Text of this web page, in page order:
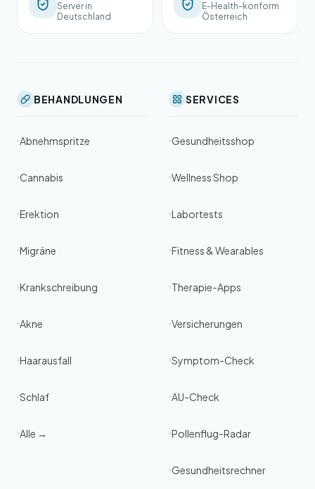
Server in
Deutschland
E-Health-konform
Österreich
BEHANDLUNGEN
Abnehmspritze
Cannabis
Erektion
Migräne
Krankschreibung
Akne
Haarausfall
Schlaf
Alle →
SERVICES
Gesundheitsshop
Wellness Shop
Labortests
Fitness & Wearables
Therapie-Apps
Versicherungen
Symptom-Check
AU-Check
Pollenflug-Radar
Gesundheitsrechner